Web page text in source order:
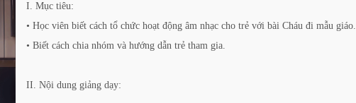
I. Mục tiêu:
• Học viên biết cách tổ chức hoạt động âm nhạc cho trẻ với bài Cháu đi mẫu giáo.
• Biết cách chia nhóm và hướng dẫn trẻ tham gia.
II. Nội dung giảng dạy: